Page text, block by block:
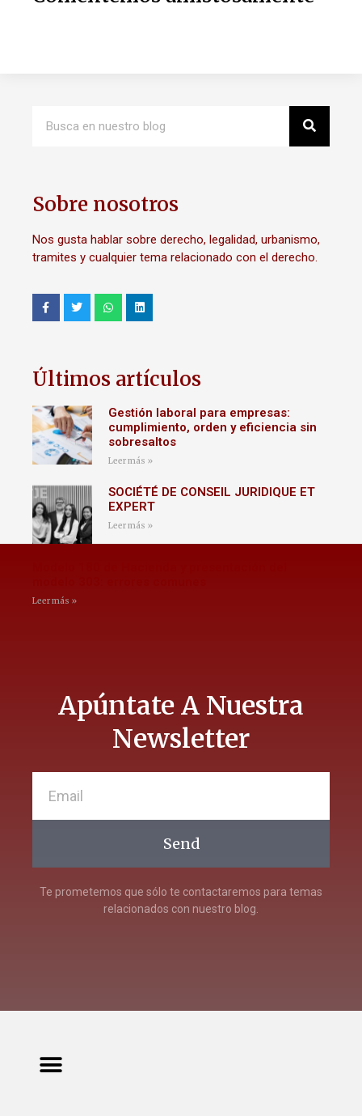
Sobre nosotros
Nos gusta hablar sobre derecho, legalidad, urbanismo,
tramites y cualquier tema relacionado con el derecho.
Últimos artículos
Gestión laboral para empresas:
cumplimiento, orden y eficiencia sin
sobresaltos
Leer más »
SOCIÉTÉ DE CONSEIL JURIDIQUE ET
EXPERT
Leer más »
Leer más »
Apúntate A Nuestra
Newsletter
Send
Te prometemos que sólo te contactaremos para temas
relacionados con nuestro blog.